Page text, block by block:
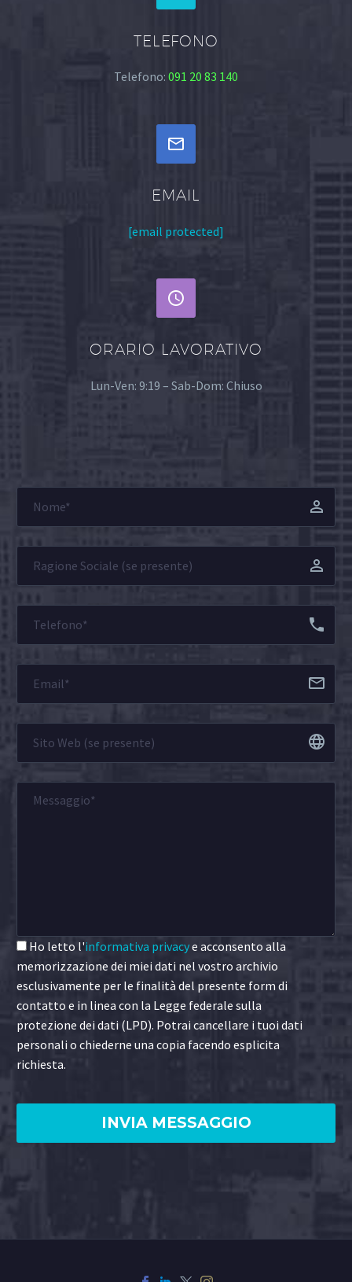
TELEFONO
Telefono: 091 20 83 140


EMAIL
[email protected]


ORARIO LAVORATIVO
Lun-Ven: 9:19 – Sab-Dom: Chiuso
Ho letto l'informativa privacye acconsento alla
memorizzazione dei miei dati nel vostro archivio
esclusivamente per le finalità del presente form di
contatto e in linea con la Legge federale sulla
protezione dei dati (LPD). Potrai cancellare i tuoi dati
personali o chiederne una copia facendo esplicita
richiesta.